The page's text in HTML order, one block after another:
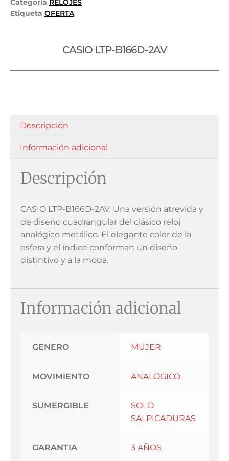
Categoría RELOJES
Etiqueta OFERTA
CASIO LTP-B166D-2AV
Descripción
Información adicional
Descripción
CASIO LTP-B166D-2AV. Una versión atrevida y
de diseño cuadrangular del clásico reloj
analógico metálico. El elegante color de la
esfera y el índice conforman un diseño
distintivo y a la moda.
Información adicional
GENERO MUJER
MOVIMIENTO ANALOGICO.
SUMERGIBLE
SOLO
SALPICADURAS
GARANTIA 3 AÑOS